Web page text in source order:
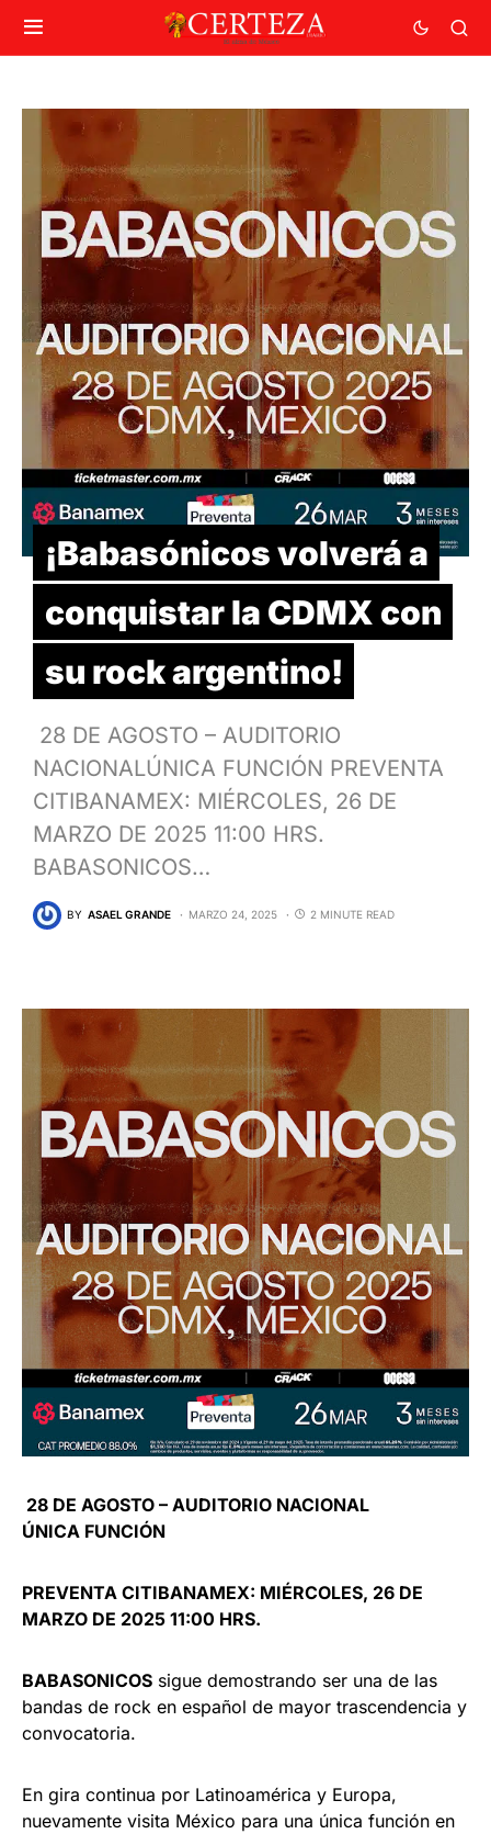
¡Babasónicos volverá a
conquistar la CDMX con
su rock argentino!
28 DE AGOSTO – AUDITORIO
NACIONALÚNICA FUNCIÓN PREVENTA
CITIBANAMEX: MIÉRCOLES, 26 DE
MARZO DE 2025 11:00 HRS.
BABASONICOS…
BY ASAEL GRANDE MARZO 24, 2025 2 MINUTE READ
28 DE AGOSTO – AUDITORIO NACIONAL
ÚNICA FUNCIÓN
PREVENTA CITIBANAMEX: MIÉRCOLES, 26 DE
MARZO DE 2025 11:00 HRS.
BABASONICOS sigue demostrando ser una de las
bandas de rock en español de mayor trascendencia y
convocatoria.
En gira continua por Latinoamérica y Europa,
nuevamente visita México para una única función en